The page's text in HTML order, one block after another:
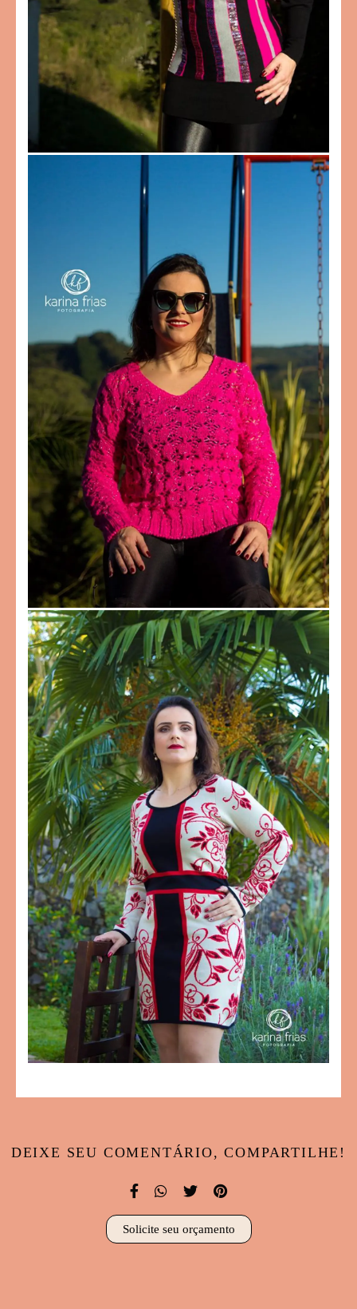
DEIXE SEU COMENTÁRIO, COMPARTILHE!
Solicite seu orçamento